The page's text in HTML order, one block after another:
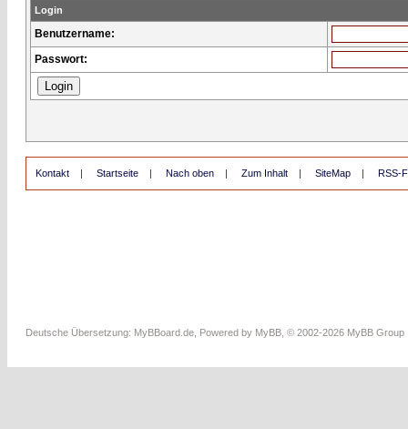
Login
Benutzername:
Passwort:
Kontakt | Startseite | Nach oben | Zum Inhalt | SiteMap | RSS-
Deutsche Übersetzung: MyBBoard.de , Powered by MyBB , © 2002-2026 MyBB Group